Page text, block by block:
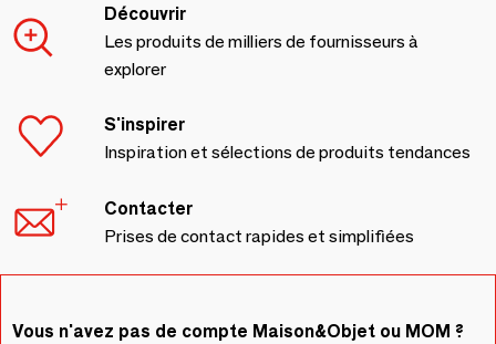
Découvrir
Les produits de milliers de fournisseurs à
explorer
S'inspirer
Inspiration et sélections de produits tendances
Contacter
Prises de contact rapides et simplifiées
Vous n'avez pas de compte Maison&Objet ou MOM ?